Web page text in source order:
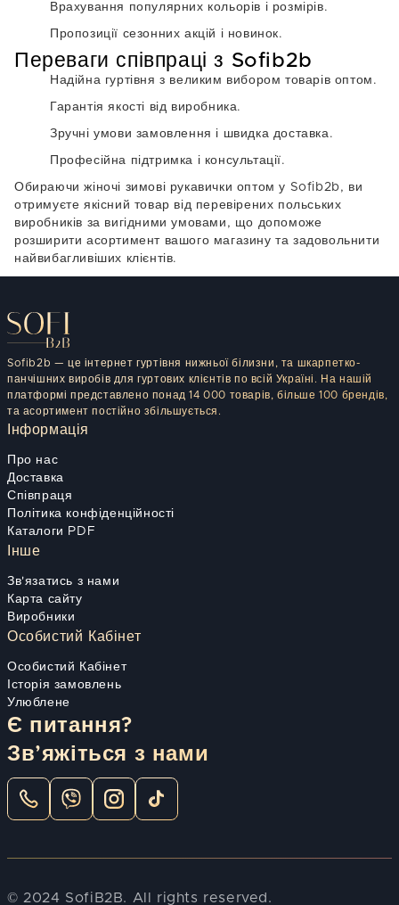
Врахування популярних кольорів і розмірів.
Пропозиції сезонних акцій і новинок.
Переваги співпраці з Sofib2b
Надійна гуртівня з великим вибором товарів оптом.
Гарантія якості від виробника.
Зручні умови замовлення і швидка доставка.
Професійна підтримка і консультації.
Обираючи жіночі зимові рукавички оптом у Sofib2b, ви
отримуєте якісний товар від перевірених польських
виробників за вигідними умовами, що допоможе
розширити асортимент вашого магазину та задовольнити
найвибагливіших клієнтів.
Sofib2b — це інтернет гуртівня нижньої білизни, та шкарпетко-
панчішних виробів для гуртових клієнтів по всій Україні. На нашій
платформі представлено понад 14 000 товарів, більше 100 брендів,
та асортимент постійно збільшується.
Інформація
Про нас
Доставка
Співпраця
Політика конфіденційності
Каталоги PDF
Інше
Зв'язатись з нами
Карта сайту
Виробники
Особистий Кабінет
Особистий Кабінет
Історія замовлень
Улюблене
Є питання?
Зв’яжіться з нами
© 2024 SofiB2B. All rights reserved.